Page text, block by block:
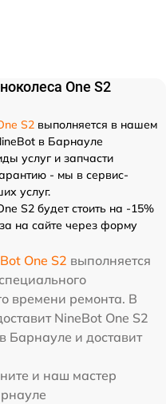
One S2
S2 выполняется в нашем
в Барнауле
услуг и запчасти
- мы в сервис-
услуг.
S2 будет стоить на -15%
на сайте через форму
One S2 выполняется
времени ремонта. В
NineBot One S2
Барнауле и доставит
и наш мастер